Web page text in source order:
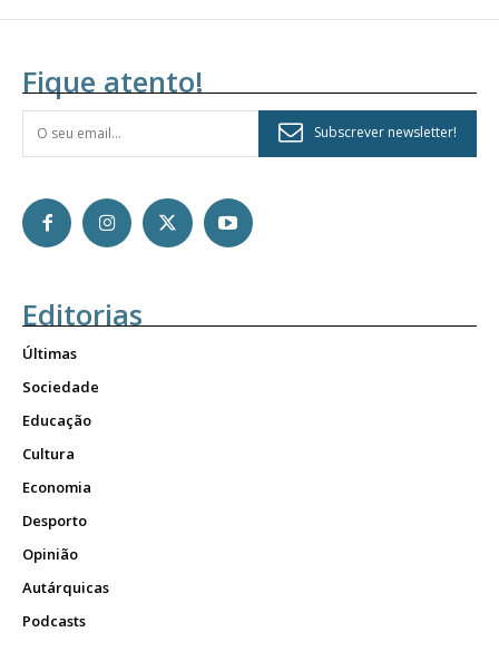
Fique atento!
Subscrever newsletter!
Editorias
Últimas
Sociedade
Educação
Cultura
Economia
Desporto
Opinião
Autárquicas
Podcasts